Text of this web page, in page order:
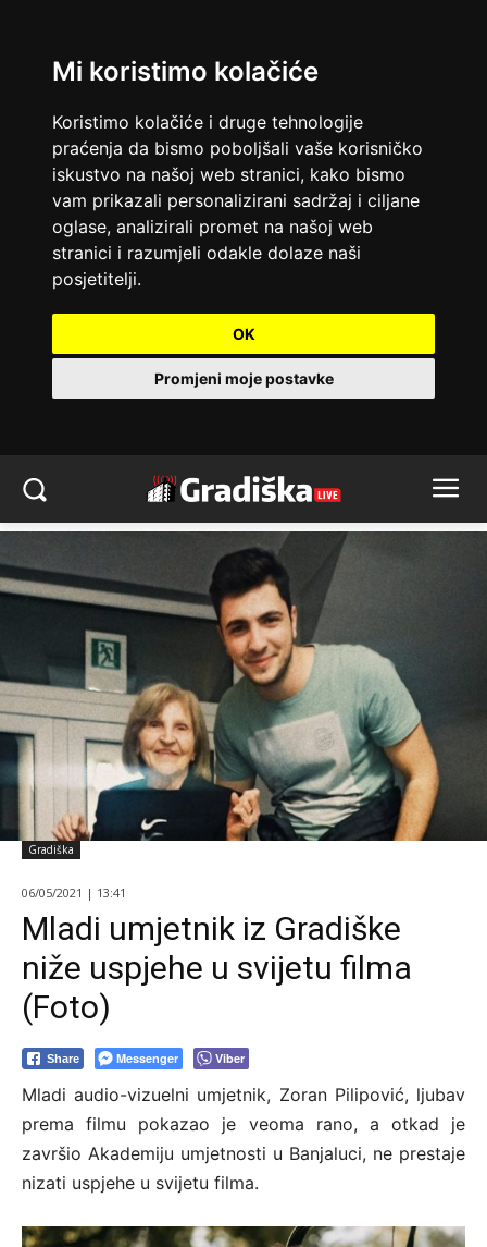
Mi koristimo kolačiće
Koristimo kolačiće i druge tehnologije
praćenja da bismo poboljšali vaše korisničko
iskustvo na našoj web stranici, kako bismo
vam prikazali personalizirani sadržaj i ciljane
oglase, analizirali promet na našoj web
stranici i razumjeli odakle dolaze naši
posjetitelji.
OK
Promjeni moje postavke
Gradiška
06/05/2021 | 13:41
Mladi umjetnik iz Gradiške
niže uspjehe u svijetu filma
(Foto)
Share Messenger Viber
Mladi audio-vizuelni umjetnik, Zoran Pilipović, ljubav
prema filmu pokazao je veoma rano, a otkad je
završio Akademiju umjetnosti u Banjaluci, ne prestaje
nizati uspjehe u svijetu filma.